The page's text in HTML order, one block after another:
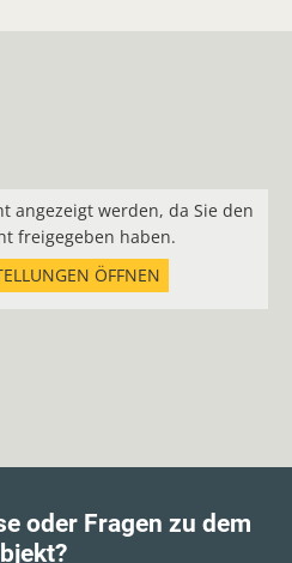
angezeigt werden, da Sie den
freigegeben haben.
ÖFFNEN
oder Fragen zu dem